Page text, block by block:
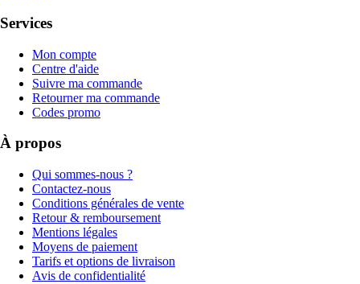
Services
Mon compte
Centre d'aide
Suivre ma commande
Retourner ma commande
Codes promo
À propos
Qui sommes-nous ?
Contactez-nous
Conditions générales de vente
Retour & remboursement
Mentions légales
Moyens de paiement
Tarifs et options de livraison
Avis de confidentialité